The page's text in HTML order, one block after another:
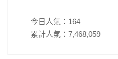
今日人氣： 164
累計人氣： 7,468,059